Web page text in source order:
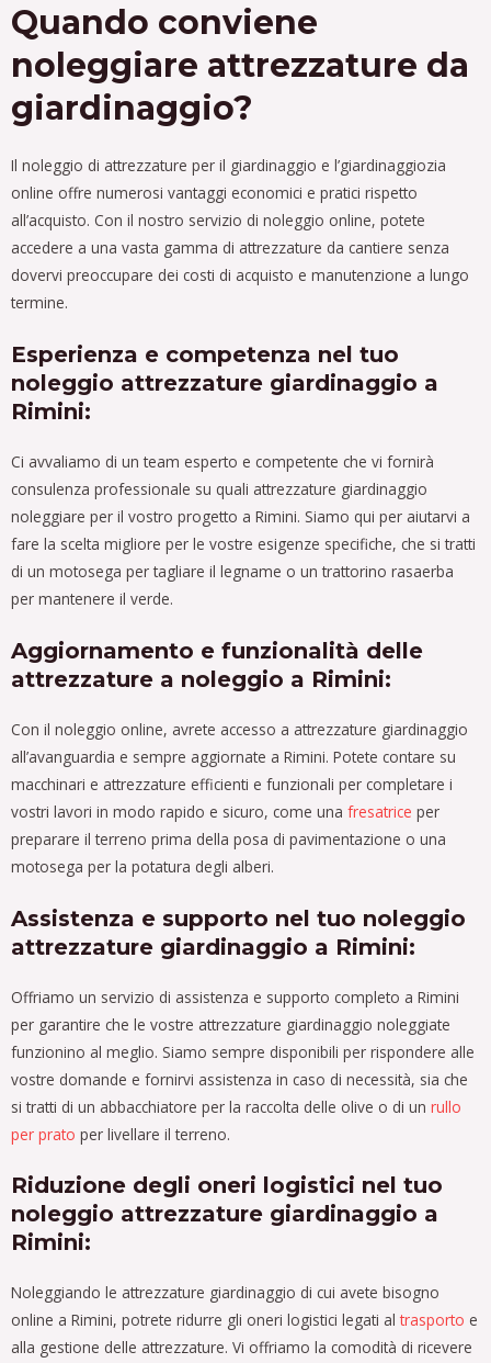
Quando conviene
noleggiare attrezzature da
giardinaggio?
Il noleggio di attrezzature per il giardinaggio e l’giardinaggiozia
online offre numerosi vantaggi economici e pratici rispetto
all’acquisto. Con il nostro servizio di noleggio online, potete
accedere a una vasta gamma di attrezzature da cantiere senza
dovervi preoccupare dei costi di acquisto e manutenzione a lungo
termine.
Esperienza e competenza nel tuo
noleggio attrezzature giardinaggio a
Rimini:
Ci avvaliamo di un team esperto e competente che vi fornirà
consulenza professionale su quali attrezzature giardinaggio
noleggiare per il vostro progetto a Rimini. Siamo qui per aiutarvi a
fare la scelta migliore per le vostre esigenze specifiche, che si tratti
di un motosega per tagliare il legname o un trattorino rasaerba
per mantenere il verde.
Aggiornamento e funzionalità delle
attrezzature a noleggio a Rimini:
Con il noleggio online, avrete accesso a attrezzature giardinaggio
all’avanguardia e sempre aggiornate a Rimini. Potete contare su
macchinari e attrezzature efficienti e funzionali per completare i
vostri lavori in modo rapido e sicuro, come una fresatrice per
preparare il terreno prima della posa di pavimentazione o una
motosega per la potatura degli alberi.
Assistenza e supporto nel tuo noleggio
attrezzature giardinaggio a Rimini:
Offriamo un servizio di assistenza e supporto completo a Rimini
per garantire che le vostre attrezzature giardinaggio noleggiate
funzionino al meglio. Siamo sempre disponibili per rispondere alle
vostre domande e fornirvi assistenza in caso di necessità, sia che
si tratti di un abbacchiatore per la raccolta delle olive o di un rullo
per prato per livellare il terreno.
Riduzione degli oneri logistici nel tuo
noleggio attrezzature giardinaggio a
Rimini:
Noleggiando le attrezzature giardinaggio di cui avete bisogno
online a Rimini, potrete ridurre gli oneri logistici legati al trasporto e
alla gestione delle attrezzature. Vi offriamo la comodità di ricevere